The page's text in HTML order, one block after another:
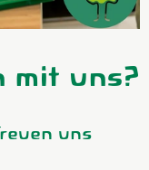
mit uns?
uns